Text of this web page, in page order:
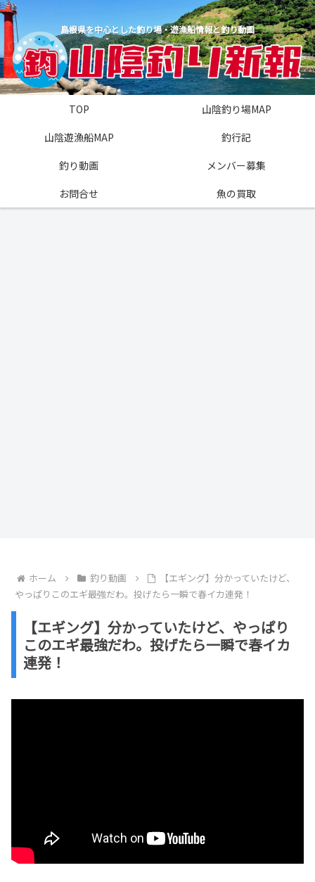
島根県を中心とした釣り場・遊漁船情報と釣り動画
TOP
山陰釣り場MAP
山陰遊漁船MAP
釣行記
釣り動画
メンバー募集
お問合せ
魚の買取
ホーム 釣り動画
【エギング】分かっていたけど、
やっぱりこのエギ最強だわ。投げたら一瞬で春イカ連発！
【エギング】分かっていたけど、やっぱり
このエギ最強だわ。投げたら一瞬で春イカ
連発！